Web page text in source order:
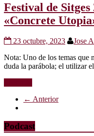
Festival de
«Concrete
23 octubre, 2023 Jose
Nota: Uno de los temas que
duda la parábola; el utilizar
← Anterior
Podcast